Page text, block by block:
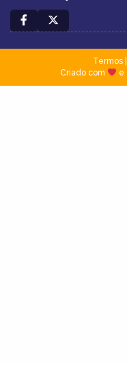
Termos|
Criado com
e